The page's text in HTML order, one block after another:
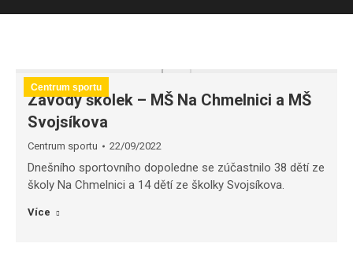
Centrum sportu
Závody školek – MŠ Na Chmelnici a MŠ
Svojsíkova
Centrum sportu 22/09/2022
Dnešního sportovního dopoledne se zúčastnilo 38 dětí ze
školy Na Chmelnici a 14 dětí ze školky Svojsíkova.
Více